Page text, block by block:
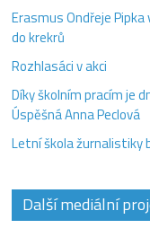
Erasmus Ondřeje
do krekrů
Rozhlasáci v akci
Díky školním pracím je
Úspěšná Anna Peclová
Letní škola žurnalistiky
Další mediální